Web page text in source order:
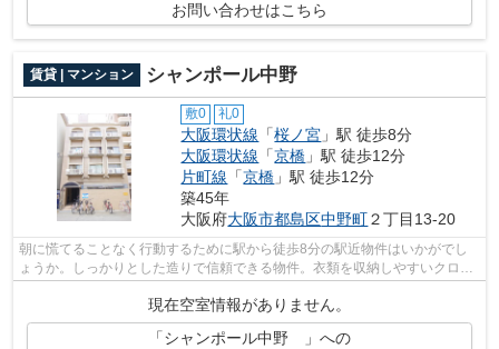
お問い合わせはこちら
賃貸 | マンション シャンポール中野
敷0 礼0
大阪環状線 「桜ノ宮 」駅 徒歩8分
大阪環状線 「京橋 」駅 徒歩12分
片町線 「京橋 」駅 徒歩12分
築45年
大阪府大阪市都島区中野町２丁目13-20
朝に慌てることなく行動するために駅から徒歩8分の駅近物件はいかがでし
ょうか。しっかりとした造りで信頼できる物件。衣類を収納しやすいクロゼ
現在空室情報がありません。
「シャンポール中野 」への